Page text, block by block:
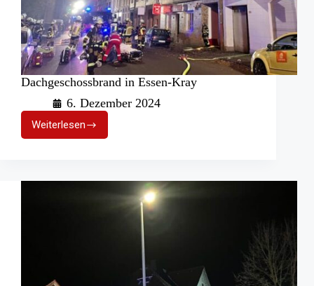
Dachgeschossbrand in Essen-Kray
6. Dezember 2024
WeiterlesenDachgeschossbrand
in